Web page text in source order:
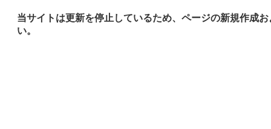
当サイトは更新を停止しているため、ページの新規作成
い。